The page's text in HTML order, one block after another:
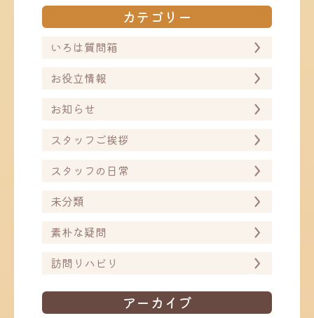
ー
ョ
カテゴリー
いろは質問箱
お役立情報
お知らせ
スタッフご挨拶
スタッフの日常
未分類
素朴な疑問
訪問リハビリ
アーカイブ